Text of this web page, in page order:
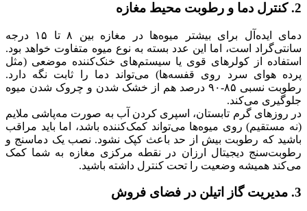
2. کنترل دما و رطوبت محیط مغازه
دمای ایده‌آل برای بیشتر میوه‌ها در مغازه بین ۸ تا ۱۵ درجه
سانتی‌گراد است، اما این عدد بسته به نوع میوه متفاوت خواهد بود.
استفاده از کولرهای قوی یا سیستم‌های خنک‌کننده موضعی (مثل
پرده هوای سرد روی قفسه‌ها) می‌تواند دما را ثابت نگه دارد.
رطوبت نسبی ۸۵-۹۰ درصد هم از خشک شدن و چروک شدن میوه
جلوگیری می‌کند.
در روزهای گرم تابستان، اسپری کردن آب به صورت مه‌پاشی ملایم
(نه مستقیم) روی میوه‌ها می‌تواند کمک‌کننده باشد، اما باید مراقب
باشید که رطوبت بیش از حد باعث کپک نشود. نصب یک دماسنج و
رطوبت‌سنج دیجیتال ارزان در نقطه مرکزی مغازه به شما کمک
می‌کند همیشه وضعیت را تحت کنترل داشته باشید.
3. مدیریت گاز اتیلن در فضای فروش